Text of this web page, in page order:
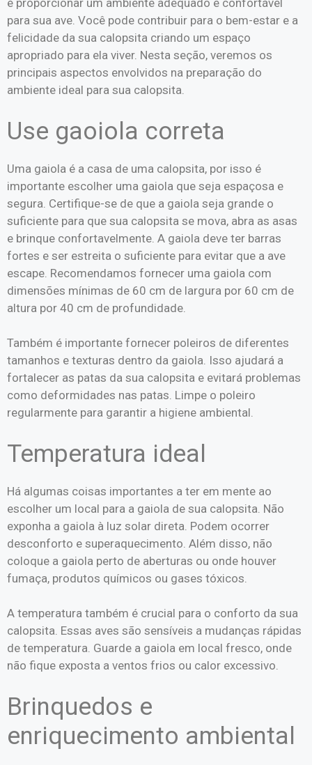
é proporcionar um ambiente adequado e confortável
para sua ave. Você pode contribuir para o bem-estar e a
felicidade da sua calopsita criando um espaço
apropriado para ela viver. Nesta seção, veremos os
principais aspectos envolvidos na preparação do
ambiente ideal para sua calopsita.
Use gaoiola correta
Uma gaiola é a casa de uma calopsita, por isso é
importante escolher uma gaiola que seja espaçosa e
segura. Certifique-se de que a gaiola seja grande o
suficiente para que sua calopsita se mova, abra as asas
e brinque confortavelmente. A gaiola deve ter barras
fortes e ser estreita o suficiente para evitar que a ave
escape. Recomendamos fornecer uma gaiola com
dimensões mínimas de 60 cm de largura por 60 cm de
altura por 40 cm de profundidade.
Também é importante fornecer poleiros de diferentes
tamanhos e texturas dentro da gaiola. Isso ajudará a
fortalecer as patas da sua calopsita e evitará problemas
como deformidades nas patas. Limpe o poleiro
regularmente para garantir a higiene ambiental.
Temperatura ideal
Há algumas coisas importantes a ter em mente ao
escolher um local para a gaiola de sua calopsita. Não
exponha a gaiola à luz solar direta. Podem ocorrer
desconforto e superaquecimento. Além disso, não
coloque a gaiola perto de aberturas ou onde houver
fumaça, produtos químicos ou gases tóxicos.
A temperatura também é crucial para o conforto da sua
calopsita. Essas aves são sensíveis a mudanças rápidas
de temperatura. Guarde a gaiola em local fresco, onde
não fique exposta a ventos frios ou calor excessivo.
Brinquedos e
enriquecimento ambiental